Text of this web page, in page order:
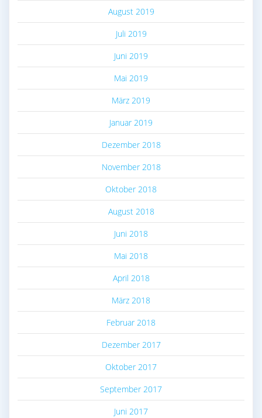
August 2019
Juli 2019
Juni 2019
Mai 2019
März 2019
Januar 2019
Dezember 2018
November 2018
Oktober 2018
August 2018
Juni 2018
Mai 2018
April 2018
März 2018
Februar 2018
Dezember 2017
Oktober 2017
September 2017
Juni 2017